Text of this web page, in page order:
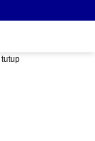
Kebangsaan
tutup